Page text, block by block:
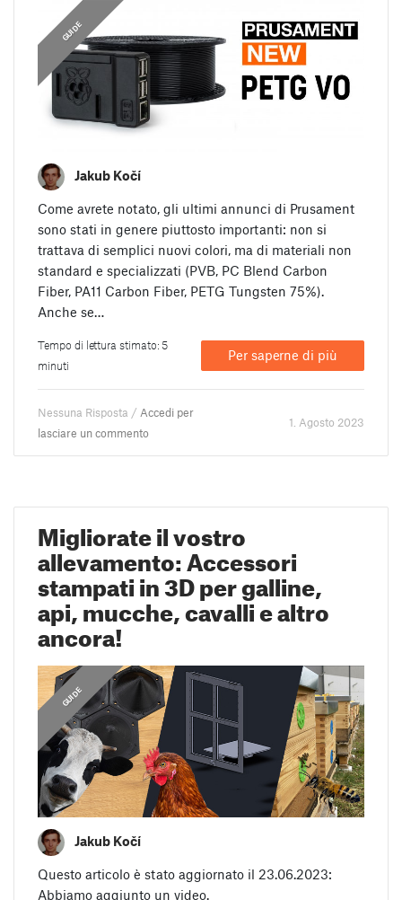
GUIDE
GUIDE
Jakub Kočí
Come avrete notato, gli ultimi annunci di Prusament
sono stati in genere piuttosto importanti: non si
trattava di semplici nuovi colori, ma di materiali non
standard e specializzati (PVB, PC Blend Carbon
Fiber, PA11 Carbon Fiber, PETG Tungsten 75%).
Anche se…
Tempo di lettura stimato: 5
minuti
Per saperne di più
Nessuna Risposta / Accedi per
lasciare un commento
1. Agosto 2023
Migliorate il vostro
allevamento: Accessori
stampati in 3D per galline,
api, mucche, cavalli e altro
ancora!
GUIDE
Jakub Kočí
Questo articolo è stato aggiornato il 23.06.2023:
Abbiamo aggiunto un video.